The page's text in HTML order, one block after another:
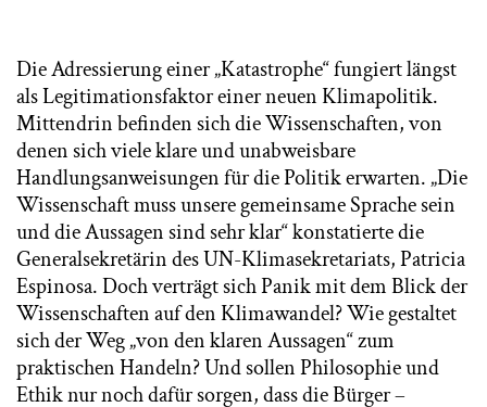
Die Adressierung einer „Katastrophe“ fungiert längst
als Legitimationsfaktor einer neuen Klimapolitik.
Mittendrin befinden sich die Wissenschaften, von
denen sich viele klare und unabweisbare
Handlungsanweisungen für die Politik erwarten. „Die
Wissenschaft muss unsere gemeinsame Sprache sein
und die Aussagen sind sehr klar“ konstatierte die
Generalsekretärin des UN-Klimasekretariats, Patricia
Espinosa. Doch verträgt sich Panik mit dem Blick der
Wissenschaften auf den Klimawandel? Wie gestaltet
sich der Weg „von den klaren Aussagen“ zum
praktischen Handeln? Und sollen Philosophie und
Ethik nur noch dafür sorgen, dass die Bürger –